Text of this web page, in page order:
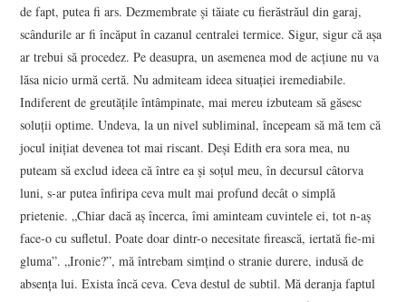
de fapt, putea fi ars. Dezmembrate şi tăiate cu fierăstrăul din garaj,
scândurile ar fi încăput în cazanul centralei termice. Sigur, sigur că aşa
ar trebui să procedez. Pe deasupra, un asemenea mod de acţiune nu va
lăsa nicio urmă certă. Nu admiteam ideea situaţiei iremediabile.
Indiferent de greutăţile întâmpinate, mai mereu izbuteam să găsesc
soluţii optime. Undeva, la un nivel subliminal, începeam să mă tem că
jocul iniţiat devenea tot mai riscant. Deşi Edith era sora mea, nu
puteam să exclud ideea că între ea şi soţul meu, în decursul câtorva
luni, s-ar putea înfiripa ceva mult mai profund decât o simplă
prietenie. „Chiar dacă aş încerca, îmi aminteam cuvintele ei, tot n-aş
face-o cu sufletul. Poate doar dintr-o necesitate firească, iertată fie-mi
gluma”. „Ironie?”, mă întrebam simţind o stranie durere, indusă de
absenţa lui. Exista încă ceva. Ceva destul de subtil. Mă deranja faptul